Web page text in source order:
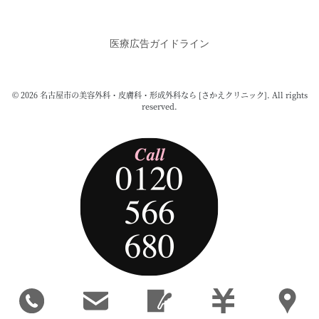
医療広告ガイドライン
© 2026 名古屋市の美容外科・皮膚科・形成外科なら [さかえクリニック]. All rights
reserved.